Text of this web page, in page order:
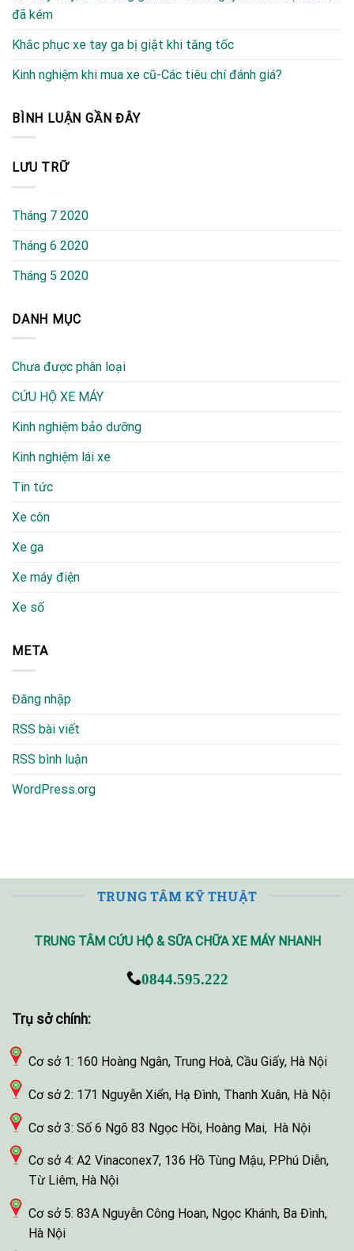
đã kém
Khắc phục xe tay ga bị giật khi tăng tốc
Kinh nghiệm khi mua xe cũ-Các tiêu chí đánh giá?
BÌNH LUẬN GẦN ĐÂY
LƯU TRỮ
Tháng 7 2020
Tháng 6 2020
Tháng 5 2020
DANH MỤC
Chưa được phân loại
CỨU HỘ XE MÁY
Kinh nghiệm bảo dưỡng
Kinh nghiệm lái xe
Tin tức
Xe côn
Xe ga
Xe máy điện
Xe số
META
Đăng nhập
RSS bài viết
RSS bình luận
WordPress.org
TRUNG TÂM KỸ THUẬT
TRUNG TÂM CỨU HỘ & SỮA CHỮA XE MÁY NHANH
0844.595.222
Trụ sở chính:
Cơ sở 1: 160 Hoàng Ngân, Trung Hoà, Cầu Giấy, Hà Nội
Cơ sở 2: 171 Nguyễn Xiển, Hạ Đình, Thanh Xuân, Hà Nội
Cơ sở 3: Số 6 Ngõ 83 Ngọc Hồi, Hoàng Mai, Hà Nội
Cơ sở 4: A2 Vinaconex7, 136 Hồ Tùng Mậu, P.Phú Diễn,
Từ Liêm, Hà Nội
Cơ sở 5: 83A Nguyễn Công Hoan, Ngọc Khánh, Ba Đình,
Hà Nội